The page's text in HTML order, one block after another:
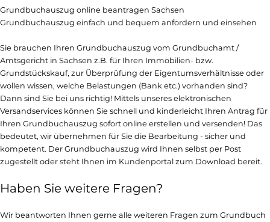
Grundbuchauszug online beantragen Sachsen
Grundbuchauszug einfach und bequem anfordern und einsehen
Sie brauchen Ihren Grundbuchauszug vom Grundbuchamt /
Amtsgericht in Sachsen z.B. für Ihren Immobilien- bzw.
Grundstückskauf, zur Überprüfung der Eigentumsverhältnisse oder
wollen wissen, welche Belastungen (Bank etc.) vorhanden sind?
Dann sind Sie bei uns richtig! Mittels unseres elektronischen
Versandservices können Sie schnell und kinderleicht Ihren Antrag für
Ihren Grundbuchauszug sofort online erstellen und versenden! Das
bedeutet, wir übernehmen für Sie die Bearbeitung - sicher und
kompetent. Der Grundbuchauszug wird Ihnen selbst per Post
zugestellt oder steht Ihnen im Kundenportal zum Download bereit.
Haben Sie weitere Fragen?
Wir beantworten Ihnen gerne alle weiteren Fragen zum Grundbuch